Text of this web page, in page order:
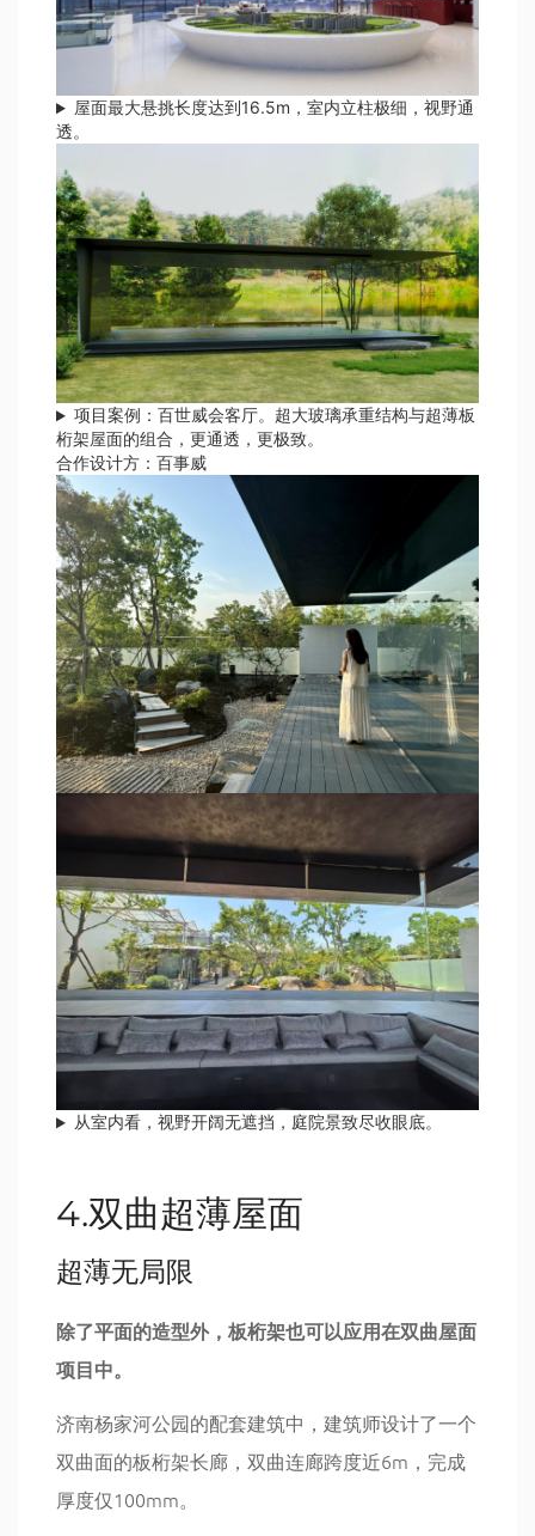
屋面最大悬挑长度达到16.5m，室内立柱极细，视野通
透。
项目案例：百世威会客厅。超大玻璃承重结构与超薄板
桁架屋面的组合，更通透，更极致。
合作设计方：百事威
从室内看，视野开阔无遮挡，庭院景致尽收眼底。
4.双曲超薄屋面
超薄无局限
除了平面的造型外，板桁架也可以应用在双曲屋面
项目中。
济南杨家河公园的配套建筑中，建筑师设计了一个
双曲面的板桁架长廊，双曲连廊跨度近6m，完成
厚度仅100mm。